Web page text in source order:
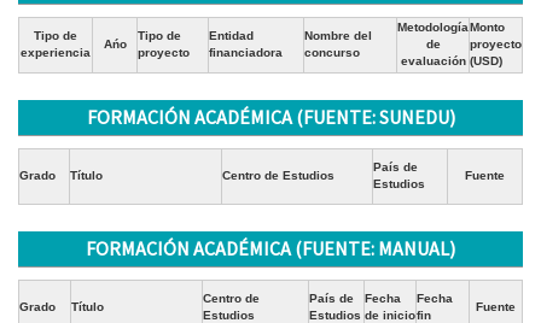
Tipo de
experiencia
Ańo
Tipo de
proyecto
Entidad
financiadora
Nombre del
concurso
Metodología
de
evaluación
Monto
proyecto
(USD)
FORMACIÓN ACADÉMICA (FUENTE: SUNEDU)
Grado Título Centro de Estudios
País de
Estudios
Fuente
FORMACIÓN ACADÉMICA (FUENTE: MANUAL)
Grado Título
Centro de
Estudios
País de
Estudios
Fecha
de inicio
Fecha
fin
Fuente